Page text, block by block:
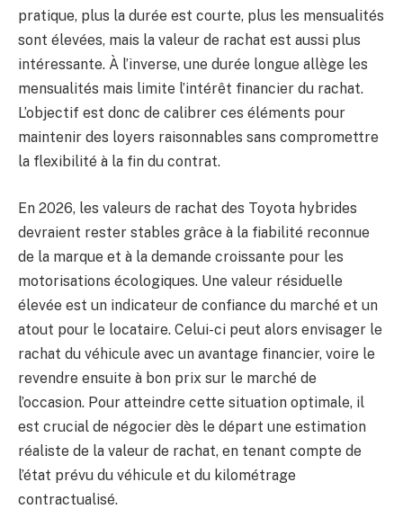
pratique, plus la durée est courte, plus les mensualités
sont élevées, mais la valeur de rachat est aussi plus
intéressante. À l’inverse, une durée longue allège les
mensualités mais limite l’intérêt financier du rachat.
L’objectif est donc de calibrer ces éléments pour
maintenir des loyers raisonnables sans compromettre
la flexibilité à la fin du contrat.
En 2026, les valeurs de rachat des Toyota hybrides
devraient rester stables grâce à la fiabilité reconnue
de la marque et à la demande croissante pour les
motorisations écologiques. Une valeur résiduelle
élevée est un indicateur de confiance du marché et un
atout pour le locataire. Celui-ci peut alors envisager le
rachat du véhicule avec un avantage financier, voire le
revendre ensuite à bon prix sur le marché de
l’occasion. Pour atteindre cette situation optimale, il
est crucial de négocier dès le départ une estimation
réaliste de la valeur de rachat, en tenant compte de
l’état prévu du véhicule et du kilométrage
contractualisé.